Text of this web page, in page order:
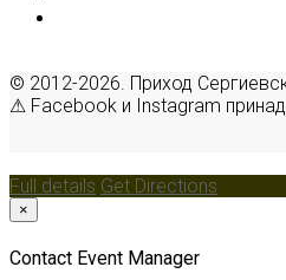
© 2012-2026. Приход
⚠ Facebook и Instagram
Full details Get Directions
×
Contact Event Manager